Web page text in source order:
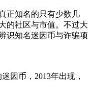
正知名的只有少数几
的社区与市值。不过大
识知名迷因币与诈骗项
迷因币，2013年出现，